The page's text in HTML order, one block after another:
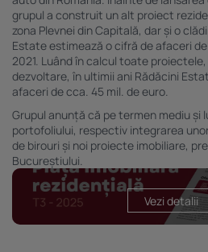
grupul a construit un alt proiect
zona Plevnei din Capitală, dar și o
Estate estimează o cifră de afaceri
2021. Luând în calcul toate
dezvoltare, în ultimii ani Rădăcini
afaceri de cca. 45 mil. de euro.
Grupul anunță că pe termen mediu și
portofoliului, respectiv integrarea
de birouri și noi proiecte imobiliare,
Bucureștiului.
Vezi detalii